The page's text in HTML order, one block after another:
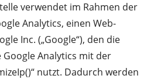
verwendet im Rahmen der
Analytics, einen Web-
Inc. („Google“), den die
Analytics mit der
nutzt. Dadurch werden